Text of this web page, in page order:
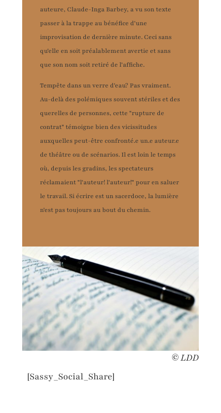
auteure, Claude-Inga Barbey, a vu son texte
passer à la trappe au bénéfice d'une
improvisation de dernière minute. Ceci sans
qu'elle en soit préalablement avertie et sans
que son nom soit retiré de l'affiche.
Tempête dans un verre d'eau? Pas vraiment.
Au-delà des polémiques souvent stériles et des
querelles de personnes, cette "rupture de
contrat" témoigne bien des vicissitudes
auxquelles peut-être confronté.e un.e auteur.e
de théâtre ou de scénarios. Il est loin le temps
où, depuis les gradins, les spectateurs
réclamaient "l'auteur! l'auteur!" pour en saluer
le travail. Si écrire est un sacerdoce, la lumière
n'est pas toujours au bout du chemin.
© LDD
[Sassy_Social_Share]